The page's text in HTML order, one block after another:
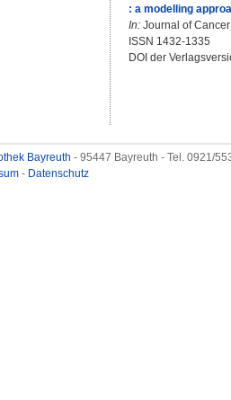
: a modelling
In: Journal of
ISSN 1432-1335
DOI der
Bayreuth - 95447 Bayreuth - Tel. 0921/
- Datenschutz